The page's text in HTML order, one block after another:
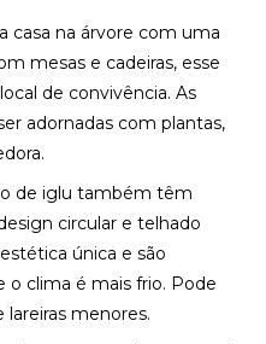
casa na árvore com uma
mesas e cadeiras, esse
de convivência. As
adornadas com plantas,
de iglu também têm
circular e telhado
única e são
o clima é mais frio. Pode
menores.